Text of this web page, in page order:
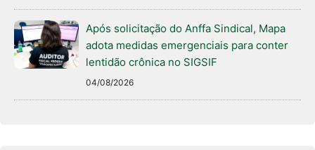
Após solicitação do Anffa Sindical, Mapa
adota medidas emergenciais para conter
lentidão crônica no SIGSIF
04/08/2026